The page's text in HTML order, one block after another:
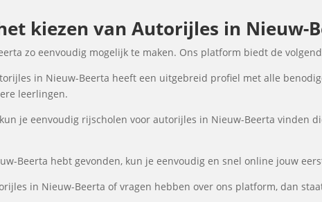
kiezen van Autorijles in Nieuw-
zo eenvoudig mogelijk te maken. Ons platform biedt de
in Nieuw-Beerta heeft een uitgebreid profiel met alle
leerlingen.
je eenvoudig rijscholen voor autorijles in Nieuw-Beerta vinden
Beerta hebt gevonden, kun je eenvoudig en snel online jouw
in Nieuw-Beerta of vragen hebben over ons platform, dan